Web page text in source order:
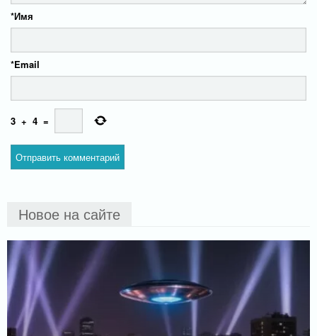
Имя
*
Email
*
3 + 4 =
Новое на сайте